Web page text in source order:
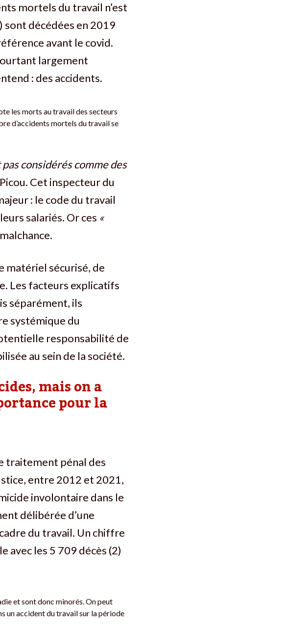
mortels du travail n’est
sont décédées en 2019
avant le covid.
largement
: des accidents.
les morts au travail des secteurs
d’accidents mortels du travail se
considérés comme des
Cet inspecteur du
: le code du travail
salariés. Or ces «
matériel sécurisé, de
Les facteurs explicatifs
séparément, ils
systémique du
responsabilité de
au sein de la société.
mais on a
pour la
traitement pénal des
entre 2012 et 2021,
involontaire dans le
délibérée d’une
du travail. Un chiffre
avec les 5 709 décès (2)
et sont donc minorés. On peut
un accident du travail sur la période